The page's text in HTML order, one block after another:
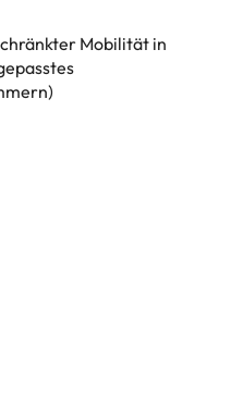
Mobilität in